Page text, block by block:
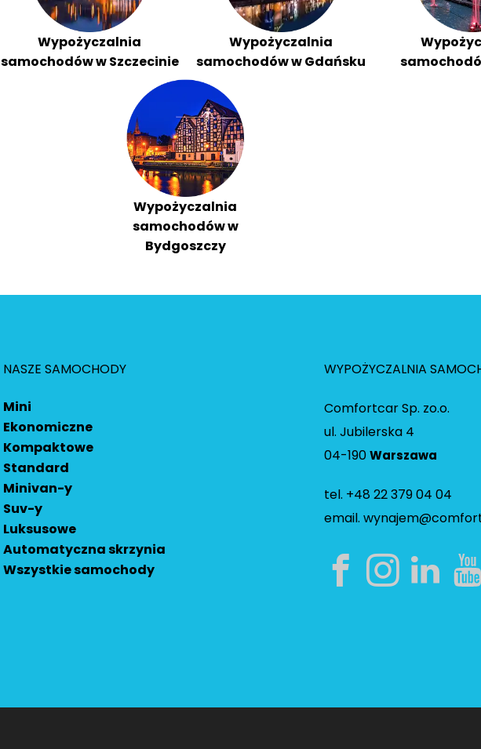
Wypożyczalnia
samochodów w Szczecinie
Wypożyczalnia
samochodów w Gdańsku
Wypożyczalnia
samochodów w
Bydgoszczy
NASZE SAMOCHODY
Mini
Ekonomiczne
Kompaktowe
Standard
Minivan-y
Suv-y
Luksusowe
Automatyczna skrzynia
Wszystkie samochody
WYPOŻYCZALNIA
Comfortcar Sp. zo.o.
ul. Jubilerska 4
04-190Warszawa
tel. +48 22 379 04 04
email.